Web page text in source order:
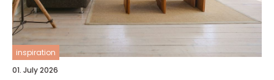
inspiration
01. July 2026